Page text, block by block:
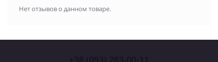
Нет отзывов о данном товаре.